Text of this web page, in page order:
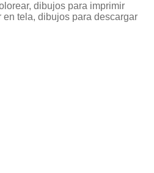
dibujos para imprimir
tela, dibujos para descargar